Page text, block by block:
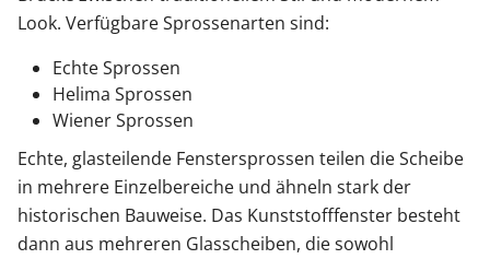
Look. Verfügbare Sprossenarten sind:
Echte Sprossen
Helima Sprossen
Wiener Sprossen
Echte, glasteilende Fenstersprossen teilen die Scheibe
in mehrere Einzelbereiche und ähneln stark der
historischen Bauweise. Das Kunststofffenster besteht
dann aus mehreren Glasscheiben, die sowohl